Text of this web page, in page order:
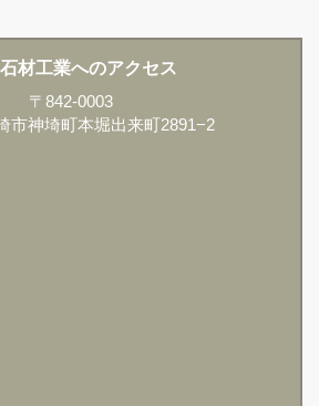
材工業へのアクセス
〒842-0003
市神埼町本堀出来町2891−2